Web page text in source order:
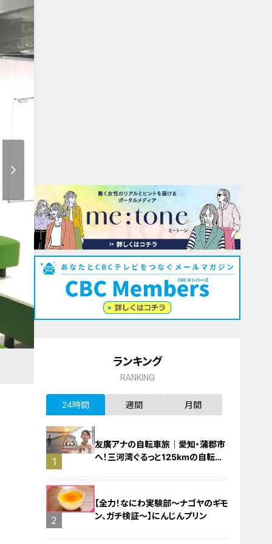
ランキング
RANKING
24時間 週間 月間
1
友廣アナの自転車旅｜愛知・蒲郡市
へ！三河湾ぐるっと125kmの自転車
2
【全力！なにわ実験部～ナゴヤのギモ
ン、ガチ検証～】にんじんプリン